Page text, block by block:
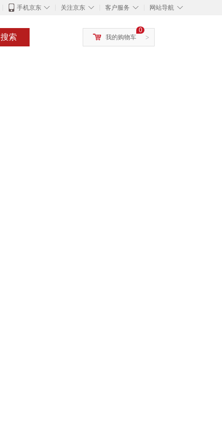
◇
手机京东 ◇
关注京东 ◇
客户服务 ◇
网站导航
搜索 >
0
我的购物车